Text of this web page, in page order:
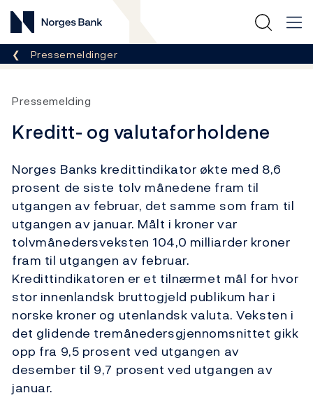
Norges Bank
Her er du nå:
Pressemeldinger
Pressemelding
Kreditt- og valutaforholdene
Norges Banks kredittindikator økte med 8,6
prosent de siste tolv månedene fram til
utgangen av februar, det samme som fram til
utgangen av januar. Målt i kroner var
tolvmånedersveksten 104,0 milliarder kroner
fram til utgangen av februar.
Kredittindikatoren er et tilnærmet mål for hvor
stor innenlandsk bruttogjeld publikum har i
norske kroner og utenlandsk valuta. Veksten i
det glidende tremånedersgjennomsnittet gikk
opp fra 9,5 prosent ved utgangen av
desember til 9,7 prosent ved utgangen av
januar.